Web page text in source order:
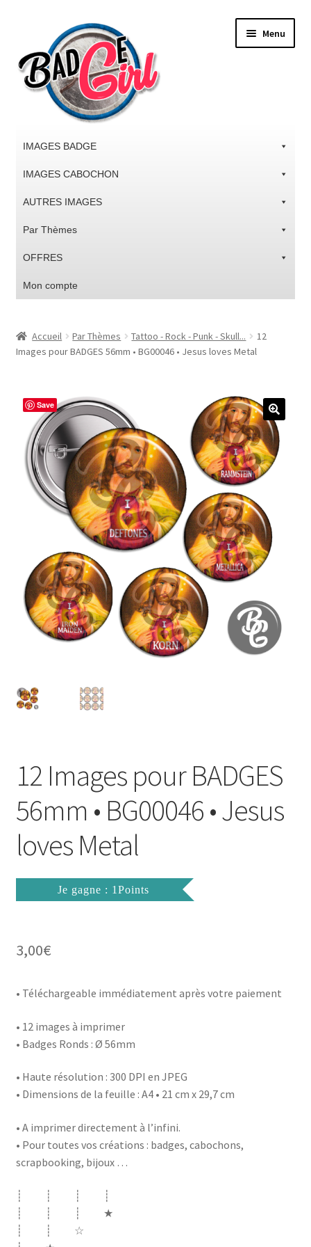
la
navigation
contenu
Menu
IMAGES BADGE
IMAGES CABOCHON
AUTRES IMAGES
Par Thèmes
OFFRES
Mon compte
#1298 (pas de titre)
#5610 (pas de titre)
#5740 (pas de titre)
Acheter ma Machine à Badge
CODES PROMOS
Conditions Générales de Vente
Mon compte
Politique de Confidentialité
Validation de la commande
Accueil Par Thèmes Tattoo - Rock - Punk - Skull...
12
Images pour BADGES 56mm • BG00046 • Jesus loves Metal
Save
12 Images pour BADGES
56mm • BG00046 • Jesus
loves Metal
Je gagne : 1Points
3,00€
• Téléchargeable immédiatement après votre paiement
• 12 images à imprimer
• Badges Ronds : Ø 56mm
• Haute résolution : 300 DPI en JPEG
• Dimensions de la feuille : A4 • 21 cm x 29,7 cm
• A imprimer directement à l’infini.
• Pour toutes vos créations : badges, cabochons,
scrapbooking, bijoux …
┊ ┊ ┊ ┊
┊ ┊ ┊ ★
┊ ┊ ☆